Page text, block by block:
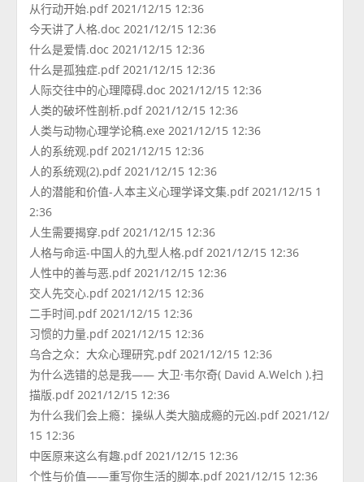
从行动开始.pdf 2021/12/15 12:36
今天讲了人格.doc 2021/12/15 12:36
什么是爱情.doc 2021/12/15 12:36
什么是孤独症.pdf 2021/12/15 12:36
人际交往中的心理障碍.doc 2021/12/15 12:36
人类的破坏性剖析.pdf 2021/12/15 12:36
人类与动物心理学论稿.exe 2021/12/15 12:36
人的系统观.pdf 2021/12/15 12:36
人的系统观(2).pdf 2021/12/15 12:36
人的潜能和价值-人本主义心理学译文集.pdf 2021/12/15 1
2:36
人生需要揭穿.pdf 2021/12/15 12:36
人格与命运-中国人的九型人格.pdf 2021/12/15 12:36
人性中的善与恶.pdf 2021/12/15 12:36
交人先交心.pdf 2021/12/15 12:36
二手时间.pdf 2021/12/15 12:36
习惯的力量.pdf 2021/12/15 12:36
乌合之众：大众心理研究.pdf 2021/12/15 12:36
为什么选错的总是我—— 大卫·韦尔奇( David A.Welch ).扫
描版.pdf 2021/12/15 12:36
为什么我们会上瘾：操纵人类大脑成瘾的元凶.pdf 2021/12/
15 12:36
中医原来这么有趣.pdf 2021/12/15 12:36
个性与价值——重写你生活的脚本.pdf 2021/12/15 12:36